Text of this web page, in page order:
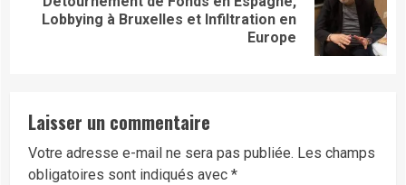
NextLobbying à Bruxelles et Infiltration en
Europe
Laisser un commentaire
Votre adresse e-mail ne sera pas publiée. Les champs
obligatoires sont indiqués avec *